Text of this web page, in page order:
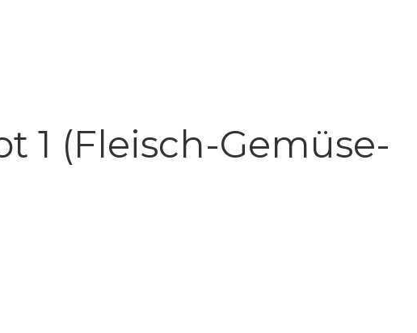
1 (Fleisch-Gemüse-